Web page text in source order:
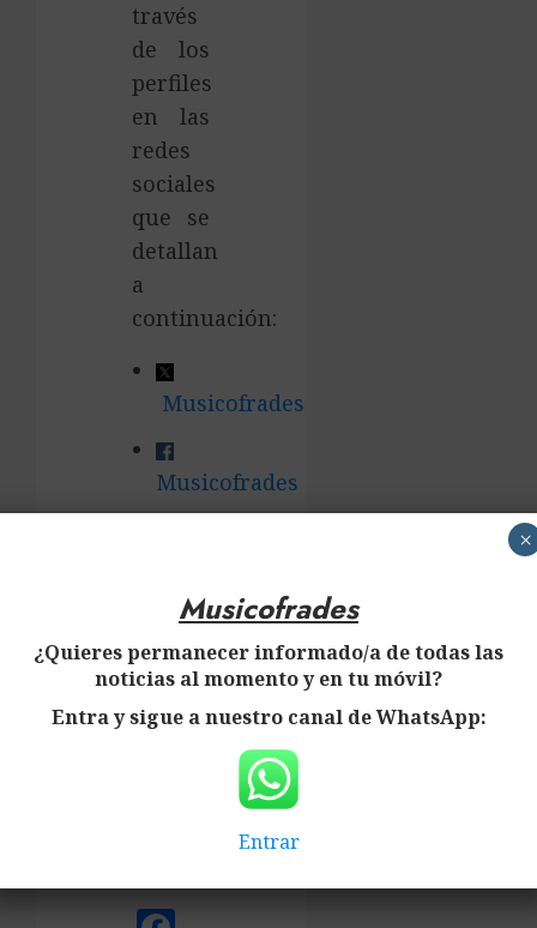
través
de los
perfiles
en las
redes
sociales
que se
detallan
a
continuación:
Musicofrades
Musicofrades
Agradecemos
vuestra
ayuda
y
colaboración.
Musicofrades
¿Quieres permanecer informado/a de todas las
noticias al momento y en tu móvil?
Entra y sigue a nuestro canal de WhatsApp:
Entrar
×